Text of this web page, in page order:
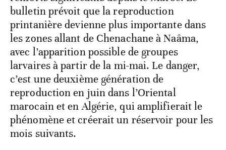
L’Algérie, qui a déjà signalé quelques
groupes d’adultes transiens en train de
copuler près de Béchar durant la troisième
décade d’avril, pourrait voir arriver des
renforts significatifs depuis le Maroc. Le
bulletin prévoit que la reproduction
printanière devienne plus importante dans
les zones allant de Chenachane à Naâma,
avec l’apparition possible de groupes
larvaires à partir de la mi-mai. Le danger,